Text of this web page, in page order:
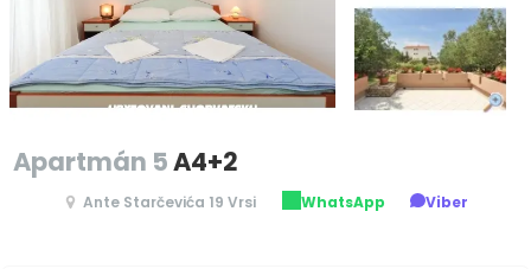
Apartmán 5A4+2
Ante Starčevića 19 Vrsi WhatsApp Viber